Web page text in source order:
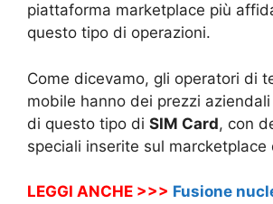
piattaforma marketplace più
questo tipo di operazioni.
Come dicevamo, gli operatori di
mobile hanno dei prezzi
di questo tipo di SIM Card, con
speciali inserite sul marcketplace
LEGGI ANCHE >>> Fusione